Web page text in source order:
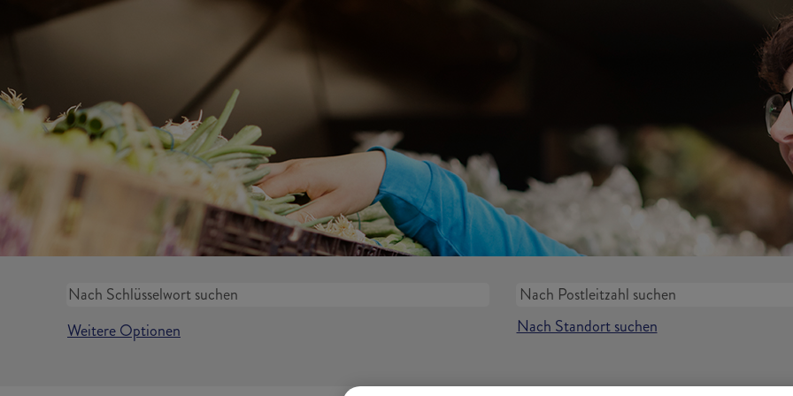
Nach Standort suchen
Weitere Optionen